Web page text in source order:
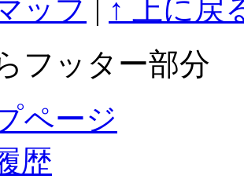
ップ | ↑ 上に戻
フッター部分
ページ
歴